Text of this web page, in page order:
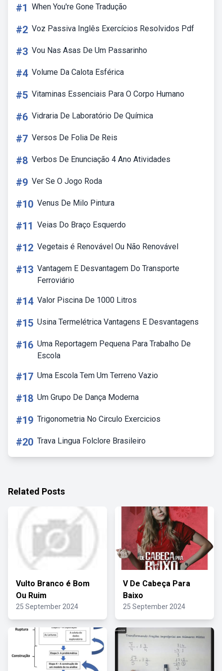
#1 When You're Gone Tradução
#2 Voz Passiva Inglês Exercícios Resolvidos Pdf
#3 Vou Nas Asas De Um Passarinho
#4 Volume Da Calota Esférica
#5 Vitaminas Essenciais Para O Corpo Humano
#6 Vidraria De Laboratório De Química
#7 Versos De Folia De Reis
#8 Verbos De Enunciação 4 Ano Atividades
#9 Ver Se O Jogo Roda
#10 Venus De Milo Pintura
#11 Veias Do Braço Esquerdo
#12 Vegetais é Renovável Ou Não Renovável
#13 Vantagem E Desvantagem Do Transporte
Ferroviário
#14 Valor Piscina De 1000 Litros
#15 Usina Termelétrica Vantagens E Desvantagens
#16 Uma Reportagem Pequena Para Trabalho De
Escola
#17 Uma Escola Tem Um Terreno Vazio
#18 Um Grupo De Dança Moderna
#19 Trigonometria No Circulo Exercicios
#20 Trava Lingua Folclore Brasileiro
Related Posts
Vulto Branco é Bom
Ou Ruim
25 September 2024
V De Cabeça Para
Baixo
25 September 2024